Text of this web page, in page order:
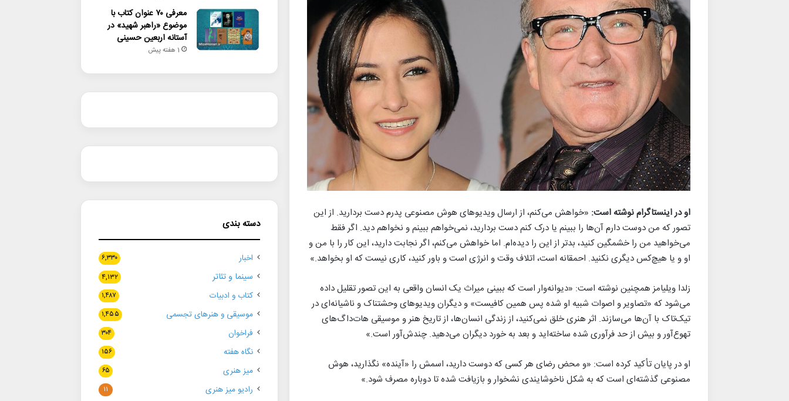
او در اینستاگرام نوشته است: «خواهش می‌کنم، از ارسال ویدیوهای هوش مصنوعی پدرم دست بردارید. از این
تصور که من دوست دارم آن‌ها را ببینم یا درک کنم دست بردارید، نمی‌خواهم ببینم و نخواهم دید. اگر فقط
می‌خواهید من را خشمگین کنید، بدتر از این را دیده‌ام. اما خواهش می‌کنم، اگر نجابت دارید، این کار را با من و
او و یا هیچ‌کس دیگری نکنید. احمقانه است، اتلاف وقت و انرژی است و باور کنید، کاری نیست که او بخواهد.»
زلدا ویلیامز همچنین نوشته است: «دیوانه‌وار است که ببینی میراث یک انسان واقعی به این تصور تقلیل داده
می‌شود که «تصاویر و اصوات شبیه او شده پس همین کافیست» و دیگران ویدیوهای وحشتناک و ناشیانه‌ای در
تیک‌تاک با آن‌ها می‌سازند. اثر هنری خلق نمی‌کنید، از زندگی انسان‌ها، از تاریخ هنر و موسیقی هات‌داگ‌های
تهوع‌آور و بیش از حد فرآوری شده ساخته‌اید و بعد به خورد دیگران می‌دهید. چندش‌آور است.»
او در پایان تأکید کرده است: «و محض رضای هر کسی که دوست دارید، اسمش را «آینده» نگذارید، هوش
مصنوعی گذشته‌ای است که به شکل ناخوشایندی نشخوار و بازیافت شده تا دوباره مصرف شود.»
معرفی ۷۰ عنوان کتاب با
موضوع «راهبر شهید» در
آستانه اربعین حسینی
1 هفته پیش
دسته بندی
اخبار ۶,۳۳۰
سینما و تئاتر ۴,۱۳۲
کتاب و ادبیات ۱,۴۸۷
موسیقی و هنرهای تجسمی ۱,۴۵۵
فراخوان ۳۰۴
نگاه هفته ۱۵۶
میز هنری ۶۵
رادیو میز هنری ۱۱